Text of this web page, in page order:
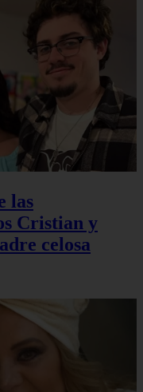
las
Cristian y
celosa